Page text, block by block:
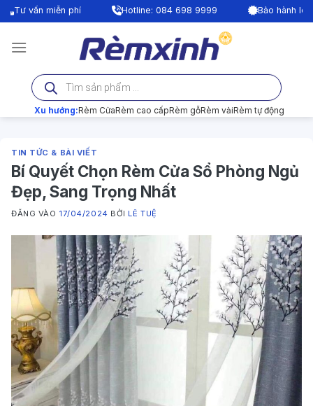
Bỏ
qua
nội
Hotline: 084 698 9999 Bảo hành lên tới 24 tháng
Tìm
kiếm
sản
phẩm
Xu hướng:Rèm CửaRèm cao cấpRèm gỗRèm vảiRèm tự động
TIN TỨC & BÀI VIẾT
Bí Quyết Chọn Rèm Cửa Sổ Phòng Ngủ
Đẹp, Sang Trọng Nhất
ĐĂNG VÀO 17/04/2024 BỞI LÊ TUỆ